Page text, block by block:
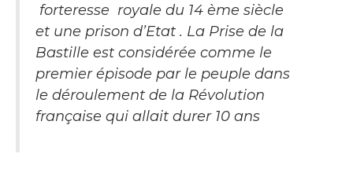
forteresse royale du 14 ème siècle
et une prison d’Etat . La Prise de la
Bastille est considérée comme le
premier épisode par le peuple dans
le déroulement de la Révolution
française qui allait durer 10 ans